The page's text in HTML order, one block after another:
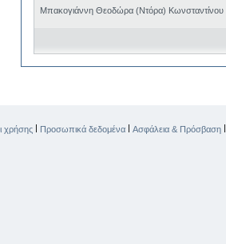
Μπακογιάννη Θεοδώρα (Ντόρα) Κωνσταντίνου
χρήσης | Προσωπικά δεδομένα | Ασφάλεια & Πρόσβαση